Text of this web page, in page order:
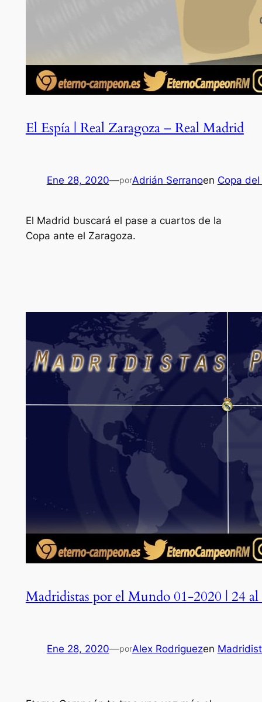
El Espía | Real Zaragoza – Real Madrid
Ene 28, 2020—porAdrián Serranoen Copa del
El Madrid buscará el pase a cuartos de la
Copa ante el Zaragoza.
Madridistas por el Mundo 01-2020 | 24 al
Ene 28, 2020—porAlex Rodriguezen